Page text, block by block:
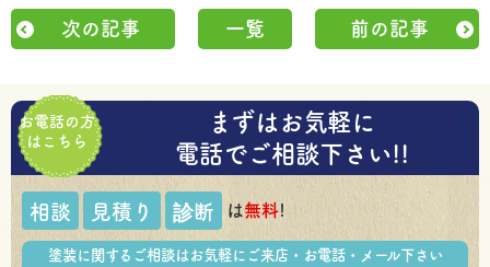
次の記事 一覧 前の記事
お電話の方
はこちら
まずはお気軽に
電話でご相談下さい!!
相談 見積り 診断 は無料!
塗装に関するご相談はお気軽にご来店・お電話・メール下さい